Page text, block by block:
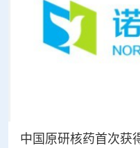
中国原研核药首次获